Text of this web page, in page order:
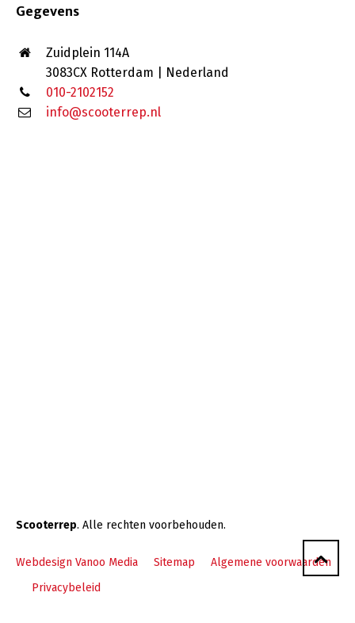
Gegevens
Zuidplein 114A
3083CX Rotterdam | Nederland
010-2102152
info@scooterrep.nl
Scooterrep. Alle rechten voorbehouden.
Webdesign Vanoo Media Sitemap
Algemene voorwaarden
Privacybeleid